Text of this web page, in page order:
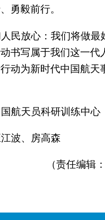
勇毅前行。
民放心：我们将做最
书写属于我们这一代
动为新时代中国航天
航天员科研训练中心
波、房高森
（责任编辑